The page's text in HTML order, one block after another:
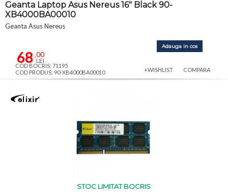
Geanta Laptop Asus Nereus 16" Black 90-
XB4000BA00010
Geanta Asus Nereus
68,00
LEI
Adauga in cos
COD BOCRIS: 71195
COD PRODUS: 90-XB4000BA00010
+WISHLIST COMPARA
STOC LIMITAT BOCRIS